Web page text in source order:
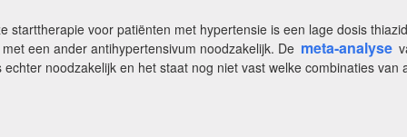
starttherapie voor patiënten met hypertensie is een lage dosis
een ander antihypertensivum noodzakelijk. De meta-analyse
noodzakelijk en het staat nog niet vast welke combinaties van